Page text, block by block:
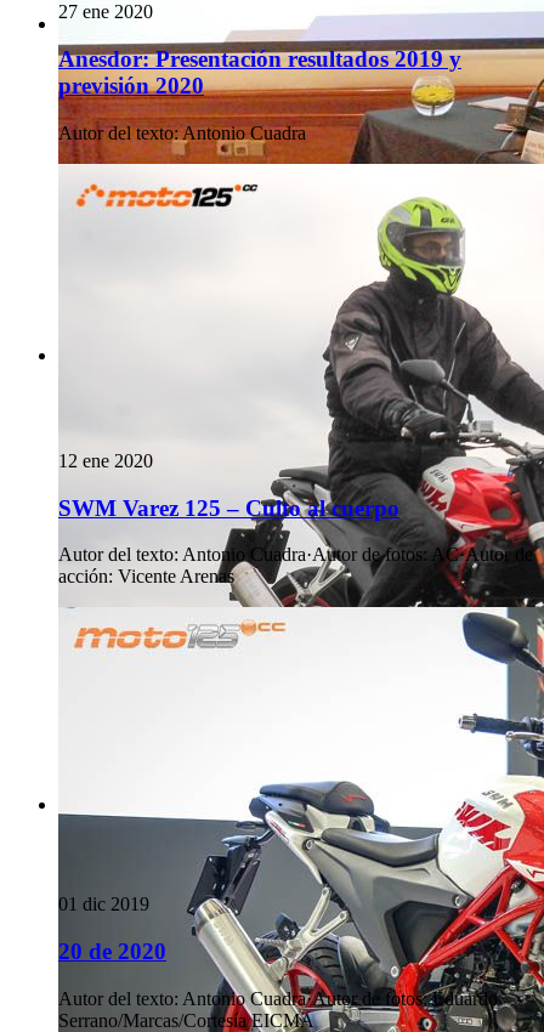
27 ene 2020
Anesdor: Presentación resultados 2019 y
previsión 2020
Autor del texto: Antonio Cuadra
12 ene 2020
SWM Varez 125 – Culto al cuerpo
Autor del texto: Antonio Cuadra·Autor de fotos: AC·Autor de
acción: Vicente Arenas
01 dic 2019
20 de 2020
Autor del texto: Antonio Cuadra·Autor de fotos: Eduardo
Serrano/Marcas/Cortesía EICMA